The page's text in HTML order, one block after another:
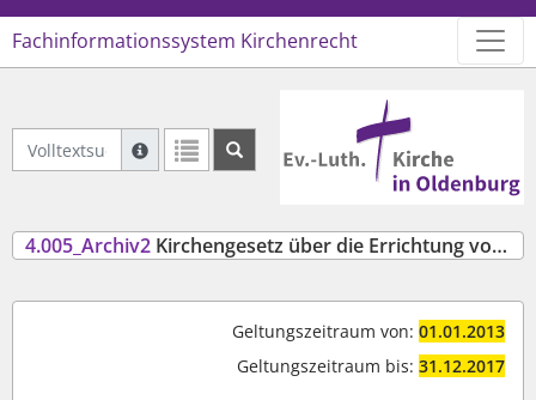
Fachinformationssystem Kirchenrecht
Volltextsuche Archiviertes Recht
Suche mit Platzhalter "*", Bsp. Pfarrer*, findet
Weitere Suchoperatoren finden Sie in unserer Hilfe.
Logo Ev.-Luth. Kirche in
4.005_Archiv2 Kirchengesetz über die Errichtung von Kreispfarrstellen und die Dienstbefugnis der Kreispfarrerinnen und Kreispfarrer (KreispfarramtsG)
Geltungszeitraum von: 01.01.2013
Geltungszeitraum bis: 31.12.2017